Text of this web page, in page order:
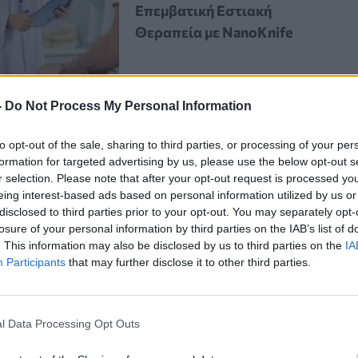
Do Not Process My Personal Information
opt-out of the sale, sharing to third parties, or processing of your
for targeted advertising by us, please use the below opt-out
selection. Please note that after your opt-out request is processed
interest-based ads based on personal information utilized by us
to third parties prior to your opt-out. You may separately
of your personal information by third parties on the IAB’s list of
This information may also be disclosed by us to third parties on the
Participants that may further disclose it to other third parties.
Data Processing Opt Outs
Επεμβατική Εστιακή
Θεραπεία με NanoKnife
έκπληξη, καθώς λίγο πολύόλοι
καταστάσεις,το εντυπωσιακό
οι ίδιες εδώ και αιώνες.
συντρόφους να κάνει παιδιά,
αποτυπώθηκαν, όπως και η